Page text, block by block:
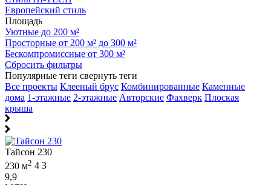
Европейский стиль
Площадь
Уютные до 200 м²
Просторные от 200 м² до 300 м²
Бескомпромиссные от 300 м²
Сбросить фильтры
Популярные теги свернуть теги
Все проекты Клееный брус Комбинированные Каменные
дома 1-этажные 2-этажные Авторские Фахверк Плоская
крыша
Тайсон 230
230 м2 4 3
9,9